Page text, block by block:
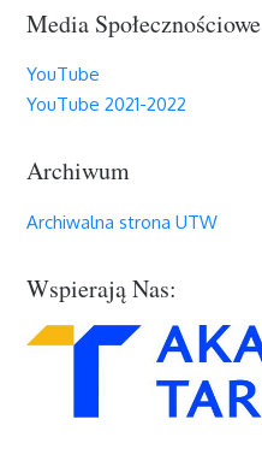
Media Społecznościowe
YouTube
YouTube 2021-2022
Archiwum
Archiwalna strona UTW
Wspierają Nas: